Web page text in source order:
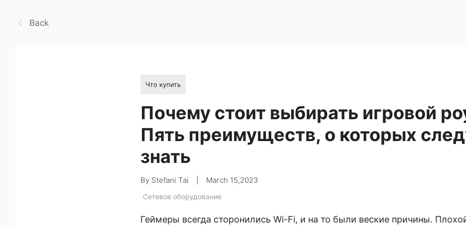
Back
Что купить
Почему стоит выбирать игровой
Пять преимуществ, о которых
знать
By Stefani Tai March 15,2023
Сетевое оборудование
Геймеры всегда сторонились Wi-Fi, и на то были веские причины.